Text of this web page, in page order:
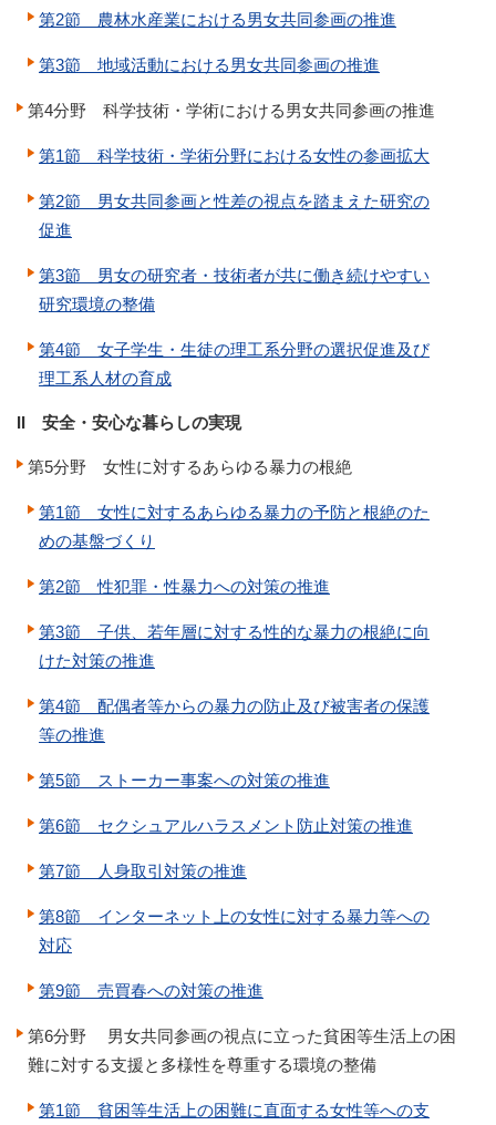
第2節 農林水産業における男女共同参画の推進
第3節 地域活動における男女共同参画の推進
第4分野 科学技術・学術における男女共同参画の推進
第1節 科学技術・学術分野における女性の参画拡大
第2節 男女共同参画と性差の視点を踏まえた研究の
促進
第3節 男女の研究者・技術者が共に働き続けやすい
研究環境の整備
第4節 女子学生・生徒の理工系分野の選択促進及び
理工系人材の育成
II 安全・安心な暮らしの実現
第5分野 女性に対するあらゆる暴力の根絶
第1節 女性に対するあらゆる暴力の予防と根絶のた
めの基盤づくり
第2節 性犯罪・性暴力への対策の推進
第3節 子供、若年層に対する性的な暴力の根絶に向
けた対策の推進
第4節 配偶者等からの暴力の防止及び被害者の保護
等の推進
第5節 ストーカー事案への対策の推進
第6節 セクシュアルハラスメント防止対策の推進
第7節 人身取引対策の推進
第8節 インターネット上の女性に対する暴力等への
対応
第9節 売買春への対策の推進
第6分野 男女共同参画の視点に立った貧困等生活上の困
難に対する支援と多様性を尊重する環境の整備
第1節 貧困等生活上の困難に直面する女性等への支